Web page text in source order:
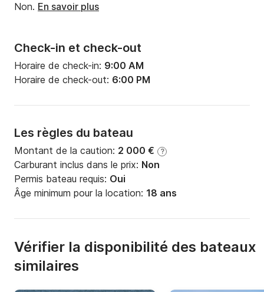
Check-in et check-out
Horaire de check-in: 9:00 AM
Horaire de check-out: 6:00 PM
Les règles du bateau
Montant de la caution: 2 000 € ?
Carburant inclus dans le prix: Non
Permis bateau requis: Oui
Âge minimum pour la location: 18 ans
Non. En savoir plus
Vérifier la disponibilité des bateaux
similaires